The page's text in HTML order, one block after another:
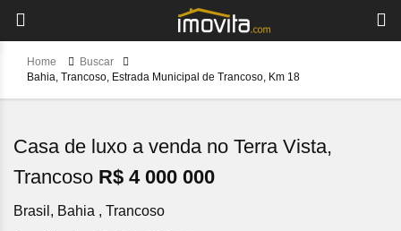
Home
Buscar
Bahia, Trancoso, Estrada Municipal de Trancoso, Km 18
Casa de luxo a venda no Terra Vista,
Trancoso R$ 4 000 000
Brasil, Bahia , Trancoso